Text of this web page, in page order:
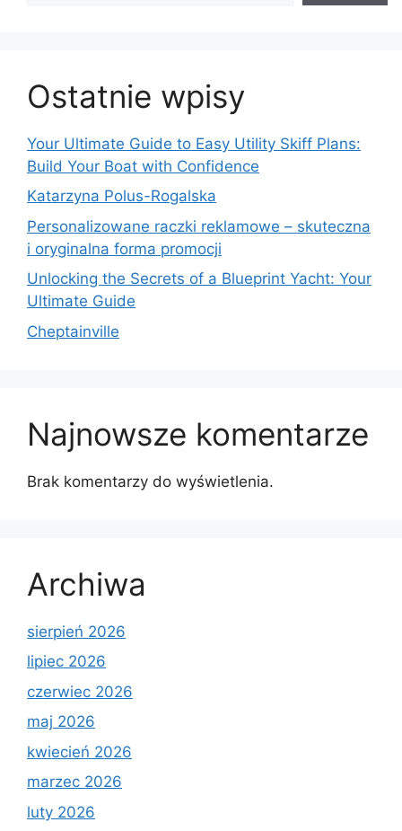
Ostatnie wpisy
Your Ultimate Guide to Easy Utility Skiff Plans:
Build Your Boat with Confidence
Katarzyna Polus-Rogalska
Personalizowane raczki reklamowe – skuteczna
i oryginalna forma promocji
Unlocking the Secrets of a Blueprint Yacht: Your
Ultimate Guide
Cheptainville
Najnowsze komentarze
Brak komentarzy do wyświetlenia.
Archiwa
sierpień 2026
lipiec 2026
czerwiec 2026
maj 2026
kwiecień 2026
marzec 2026
luty 2026